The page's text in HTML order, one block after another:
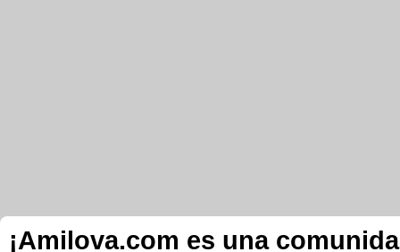
¡Amilova.com es una